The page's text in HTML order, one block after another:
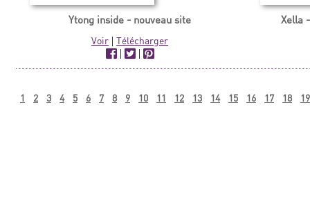
Ytong inside - nouveau site
Voir |Télécharger
|
|
Xella
1 2 3 4 5 6 7 8 9 10 11 12 13 14 15 16 17 18 19